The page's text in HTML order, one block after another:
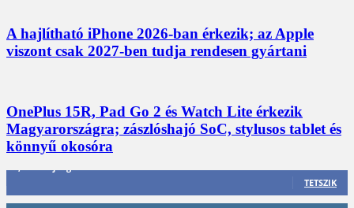
A hajlítható iPhone 2026-ban érkezik; az Apple
viszont csak 2027-ben tudja rendesen gyártani
OnePlus 15R, Pad Go 2 és Watch Lite érkezik
Magyarországra; zászlóshajó SoC, stylusos tablet és
könnyű okosóra
TETSZIK
412 Követő